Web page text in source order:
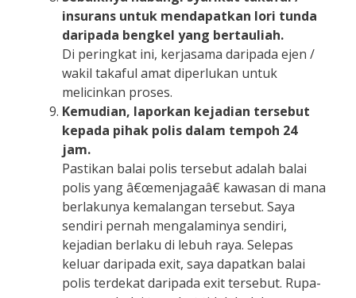
insurans untuk mendapatkan lori tunda
daripada bengkel yang bertauliah.
Di peringkat ini, kerjasama daripada ejen /
wakil takaful amat diperlukan untuk
melicinkan proses.
Kemudian, laporkan kejadian tersebut
kepada pihak polis dalam tempoh 24
jam.
Pastikan balai polis tersebut adalah balai
polis yang â€œmenjagaâ€ kawasan di mana
berlakunya kemalangan tersebut. Saya
sendiri pernah mengalaminya sendiri,
kejadian berlaku di lebuh raya. Selepas
keluar daripada exit, saya dapatkan balai
polis terdekat daripada exit tersebut. Rupa-